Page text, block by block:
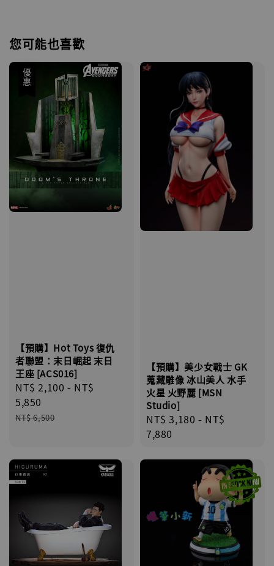
您可能也喜歡
優惠
【預購】Hot Toys 復仇
者聯盟：末日崛起 末日
王座 [ACS016]
Sale
price
NT$ 2,100 - NT$
5,850
Regular
NT$ 6,500
【預購】美少女戰士 GK
蒐藏雕像 冰山美人 水手
火星 火野麗 [MSN
Studio]
Regular
price
NT$ 3,180 - NT$
7,880